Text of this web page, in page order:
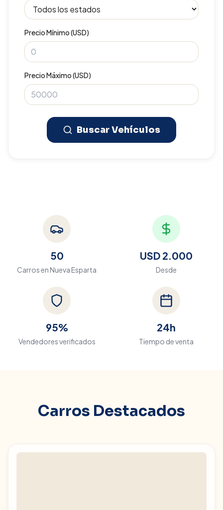
Precio Mínimo (USD)
Precio Máximo (USD)
Buscar Vehículos
50
Carros en Nueva Esparta
USD 2.000
Desde
95%
Vendedores verificados
24h
Tiempo de venta
Carros Destacados